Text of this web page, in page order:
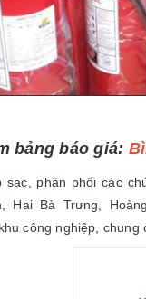
bảng báo giá:
sạc, phân phối các
Hai Bà Trưng,
công nghiệp,